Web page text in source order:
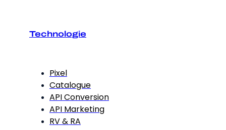
Technologie
Pixel
Catalogue
API Conversion
API Marketing
RV & RA